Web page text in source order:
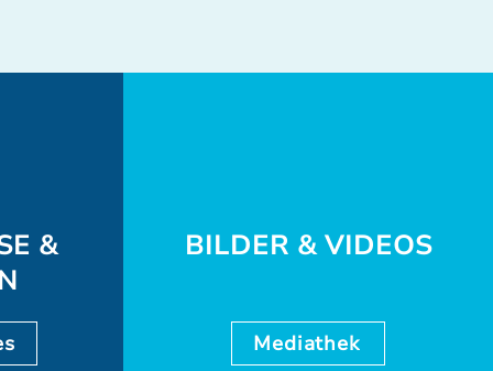
&
BILDER & VIDEOS
Mediathek